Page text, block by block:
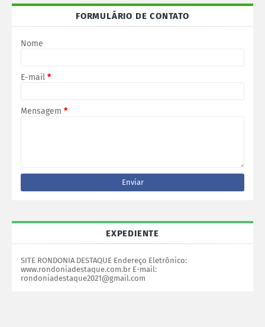
FORMULÁRIO DE CONTATO
Nome
E-mail *
Mensagem *
EXPEDIENTE
SITE RONDONIA DESTAQUE Endereço Eletrônico:
www.rondoniadestaque.com.br E-mail:
rondoniadestaque2021@gmail.com